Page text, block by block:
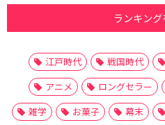
ランキン
江戸時代 戦国時代
アニメ
ロングセラー
雑学
お菓子 幕末